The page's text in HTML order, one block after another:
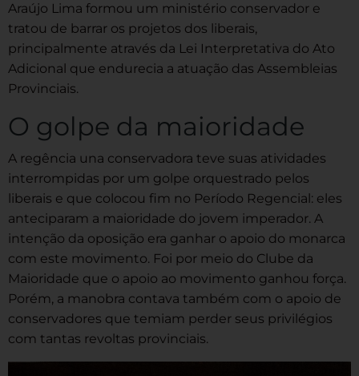
Araújo Lima formou um ministério conservador e
tratou de barrar os projetos dos liberais,
principalmente através da Lei Interpretativa do Ato
Adicional que endurecia a atuação das Assembleias
Provinciais.
O golpe da maioridade
A regência una conservadora teve suas atividades
interrompidas por um golpe orquestrado pelos
liberais e que colocou fim no Período Regencial: eles
anteciparam a maioridade do jovem imperador. A
intenção da oposição era ganhar o apoio do monarca
com este movimento. Foi por meio do Clube da
Maioridade que o apoio ao movimento ganhou força.
Porém, a manobra contava também com o apoio de
conservadores que temiam perder seus privilégios
com tantas revoltas provinciais.